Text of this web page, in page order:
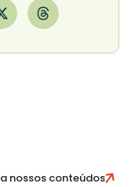
nossos conteúdos